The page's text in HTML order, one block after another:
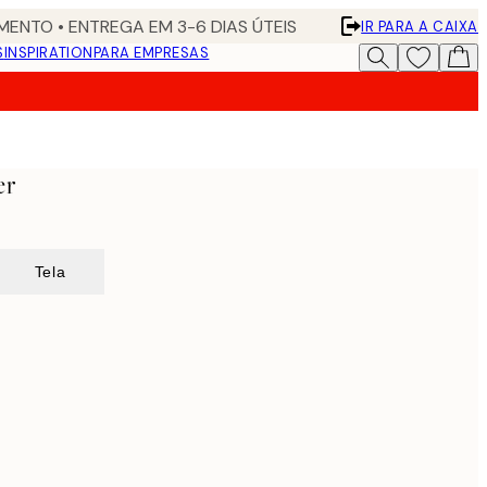
• ENTREGA EM 3-6 DIAS ÚTEIS
IR PARA A CAIXA
INSPIRATIONPARA EMPRESAS
Tela